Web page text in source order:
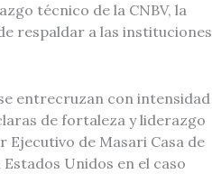
técnico de la CNBV, la
respaldar a las instituciones
entrecruzan con intensidad
de fortaleza y liderazgo
de Masari Casa de
Unidos en el caso